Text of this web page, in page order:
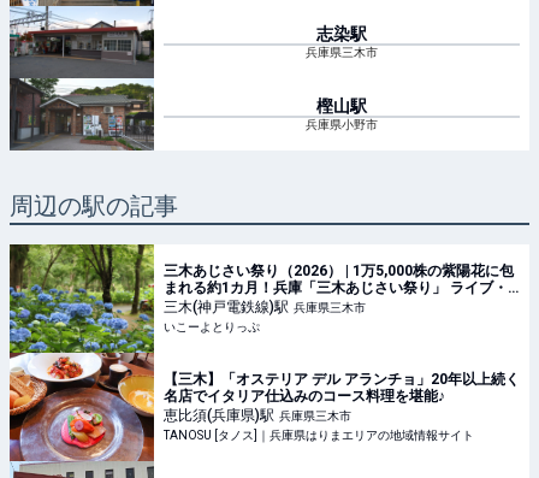
志染駅
兵庫県三木市
樫山駅
兵庫県小野市
周辺の駅の記事
三木あじさい祭り（2026） | 1万5,000株の紫陽花に包
まれる約1カ月！兵庫「三木あじさい祭り」 ライブ・
マルシェ・ワークショップも | 兵庫県三木市 | いこーよ
とりっぷ
三木(神戸電鉄線)駅 兵庫県三木市
いこーよとりっぷ
【三木】「オステリア デル アランチョ」20年以上続く
名店でイタリア仕込みのコース料理を堪能♪
恵比須(兵庫県)駅 兵庫県三木市
TANOSU [タノス]｜兵庫県はりまエリアの地域情報サイト